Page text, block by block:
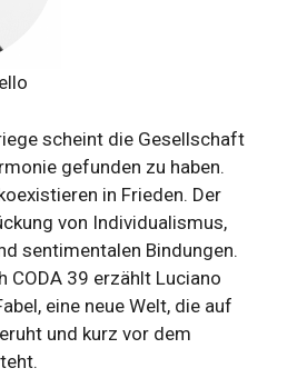
scheint die Gesellschaft
gefunden zu haben.
in Frieden. Der
von Individualismus,
sentimentalen Bindungen.
CODA 39 erzählt Luciano
eine neue Welt, die auf
und kurz vor dem